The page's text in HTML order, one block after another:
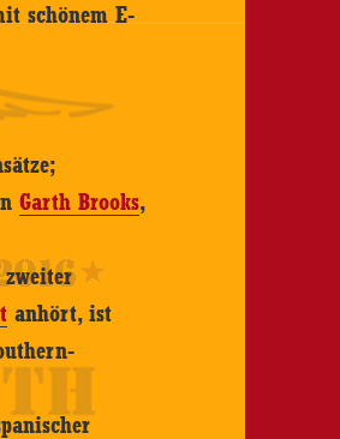
schönem E-
Garth Brooks,
zweiter
anhört, ist